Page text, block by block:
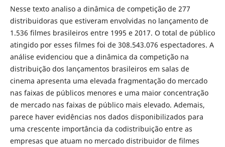
Nesse texto analiso a dinâmica de competição de 277
distribuidoras que estiveram envolvidas no lançamento de
1.536 filmes brasileiros entre 1995 e 2017. O total de público
atingido por esses filmes foi de 308.543.076 espectadores. A
análise evidenciou que a dinâmica da competição na
distribuição dos lançamentos brasileiros em salas de
cinema apresenta uma elevada fragmentação do mercado
nas faixas de públicos menores e uma maior concentração
de mercado nas faixas de público mais elevado. Ademais,
parece haver evidências nos dados disponibilizados para
uma crescente importância da codistribuição entre as
empresas que atuam no mercado distribuidor de filmes